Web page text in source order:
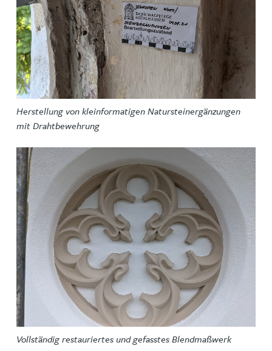
Herstellung von kleinformatigen Natursteinergänzungen
mit Drahtbewehrung
Vollständig restauriertes und gefasstes Blendmaßwerk